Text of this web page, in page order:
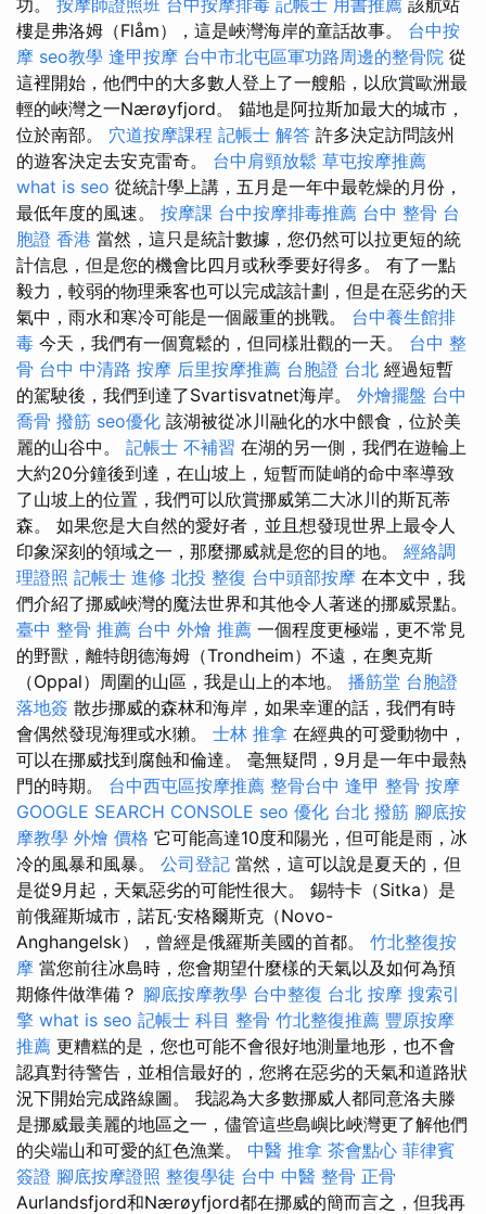
功。 按摩師證照班 台中按摩排毒 記帳士 用書推薦 該航站
樓是弗洛姆（Flåm），這是峽灣海岸的童話故事。 台中按
摩 seo教學 逢甲按摩 台中市北屯區軍功路周邊的整骨院 從
這裡開始，他們中的大多數人登上了一艘船，以欣賞歐洲最
輕的峽灣之一Nærøyfjord。 錨地是阿拉斯加最大的城市，
位於南部。 穴道按摩課程 記帳士 解答 許多決定訪問該州
的遊客決定去安克雷奇。 台中肩頸放鬆 草屯按摩推薦
what is seo 從統計學上講，五月是一年中最乾燥的月份，
最低年度的風速。 按摩課 台中按摩排毒推薦 台中 整骨 台
胞證 香港 當然，這只是統計數據，您仍然可以拉更短的統
計信息，但是您的機會比四月或秋季要好得多。 有了一點
毅力，較弱的物理乘客也可以完成該計劃，但是在惡劣的天
氣中，雨水和寒冷可能是一個嚴重的挑戰。 台中養生館排
毒 今天，我們有一個寬鬆的，但同樣壯觀的一天。 台中 整
骨 台中 中清路 按摩 后里按摩推薦 台胞證 台北 經過短暫
的駕駛後，我們到達了Svartisvatnet海岸。 外燴擺盤 台中
喬骨 撥筋 seo優化 該湖被從冰川融化的水中餵食，位於美
麗的山谷中。 記帳士 不補習 在湖的另一側，我們在遊輪上
大約20分鐘後到達，在山坡上，短暫而陡峭的命中率導致
了山坡上的位置，我們可以欣賞挪威第二大冰川的斯瓦蒂
森。 如果您是大自然的愛好者，並且想發現世界上最令人
印象深刻的領域之一，那麼挪威就是您的目的地。 經絡調
理證照 記帳士 進修 北投 整復 台中頭部按摩 在本文中，我
們介紹了挪威峽灣的魔法世界和其他令人著迷的挪威景點。
臺中 整骨 推薦 台中 外燴 推薦 一個程度更極端，更不常見
的野獸，離特朗德海姆（Trondheim）不遠，在奧克斯
（Oppal）周圍的山區，我是山上的本地。 播筋堂 台胞證
落地簽 散步挪威的森林和海岸，如果幸運的話，我們有時
會偶然發現海狸或水獺。 士林 推拿 在經典的可愛動物中，
可以在挪威找到腐蝕和倫達。 毫無疑問，9月是一年中最熱
門的時期。 台中西屯區按摩推薦 整骨台中 逢甲 整骨 按摩
GOOGLE SEARCH CONSOLE seo 優化 台北 撥筋 腳底按
摩教學 外燴 價格 它可能高達10度和陽光，但可能是雨，冰
冷的風暴和風暴。 公司登記 當然，這可以說是夏天的，但
是從9月起，天氣惡劣的可能性很大。 錫特卡（Sitka）是
前俄羅斯城市，諾瓦·安格爾斯克（Novo-
Anghangelsk），曾經是俄羅斯美國的首都。 竹北整復按
摩 當您前往冰島時，您會期望什麼樣的天氣以及如何為預
期條件做準備？ 腳底按摩教學 台中整復 台北 按摩 搜索引
擎 what is seo 記帳士 科目 整骨 竹北整復推薦 豐原按摩
推薦 更糟糕的是，您也可能不會很好地測量地形，也不會
認真對待警告，並相信最好的，您將在惡劣的天氣和道路狀
況下開始完成路線圖。 我認為大多數挪威人都同意洛夫滕
是挪威最美麗的地區之一，儘管這些島嶼比峽灣更了解他們
的尖端山和可愛的紅色漁業。 中醫 推拿 茶會點心 菲律賓
簽證 腳底按摩證照 整復學徒 台中 中醫 整骨 正骨
Aurlandsfjord和Nærøyfjord都在挪威的簡而言之，但我再